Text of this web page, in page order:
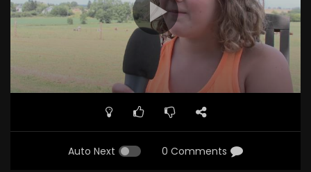
Auto Next 0 Comments